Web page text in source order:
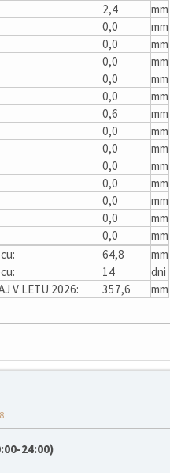
2,4
mm
0,0
mm
0,0
mm
0,0
mm
0,0
mm
0,0
mm
0,6
mm
0,0
mm
0,0
mm
0,0
mm
0,0
mm
0,0
mm
0,0
mm
0,0
mm
64,8
mm
14
dni
V LETU 2026:
357,6 mm
24:00)